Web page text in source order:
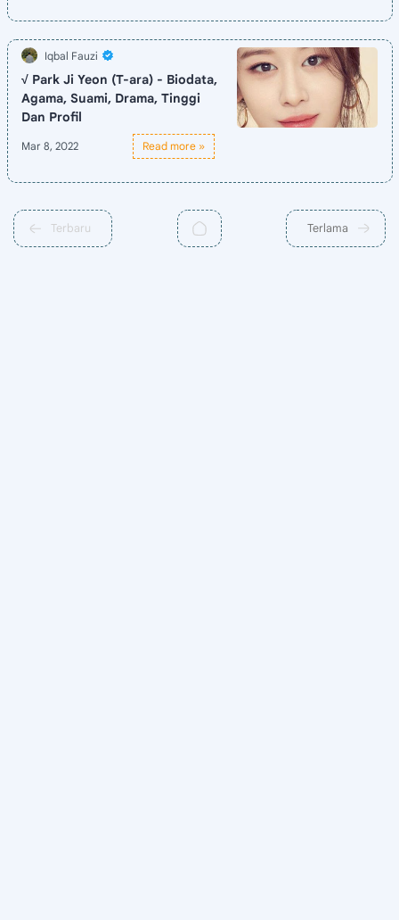
√ Park Ji Yeon (T-ara) - Biodata,
Agama, Suami, Drama, Tinggi
Dan Profil